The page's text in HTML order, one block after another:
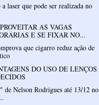
laser que pode ser realizada no
AS VAGAS
E SE FIXAR NO...
que cigarro reduz ação de
DO USO DE LENÇOS
de Nelson Rodrigues até 13/12 no